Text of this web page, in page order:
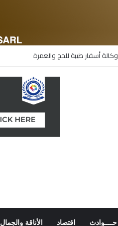
وكالة أسفار طيبة للحج والعمرة
حــــوادث اقتصاد الأناقة والجمال